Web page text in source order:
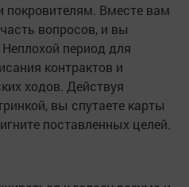
покровителям. Вместе вам
вопросов, и вы
период для
контрактов и
ходов. Действуя
вы спутаете карты
поставленных целей.